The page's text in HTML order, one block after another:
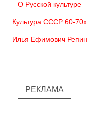
О Русской культуре
Культура СССР 60-70х
Илья Ефимович Репин
РЕКЛАМА